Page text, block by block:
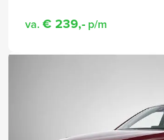
va. € 239,- p/m